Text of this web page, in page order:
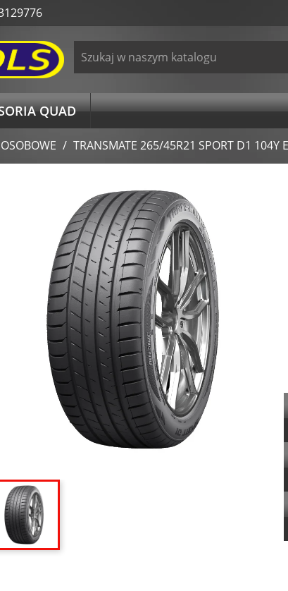
QUAD
TRANSMATE 265/45R21 SPORT D1 104Y E